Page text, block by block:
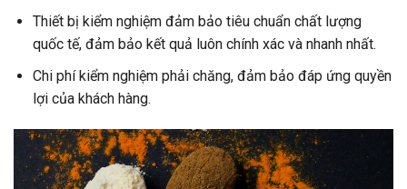
Thiết bị kiểm nghiệm đảm bảo tiêu chuẩn chất lượng
quốc tế, đảm bảo kết quả luôn chính xác và nhanh nhất.
Chi phí kiểm nghiệm phải chăng, đảm bảo đáp ứng quyền
lợi của khách hàng.